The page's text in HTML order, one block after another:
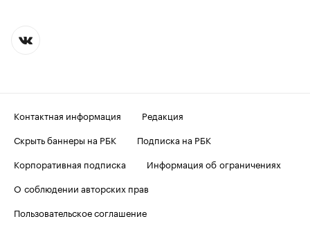
Контактная информация
Редакция
Скрыть баннеры на РБК
Подписка на РБК
Корпоративная подписка
Информация об ограничениях
О соблюдении авторских прав
Пользовательское соглашение